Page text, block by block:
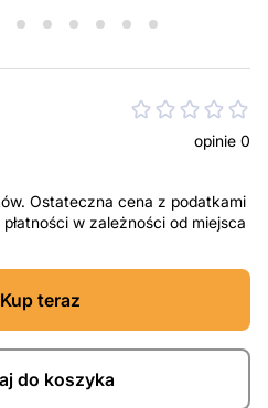
opinie 0
Ostateczna cena z podatkami
w zależności od miejsca
Kup teraz
do koszyka